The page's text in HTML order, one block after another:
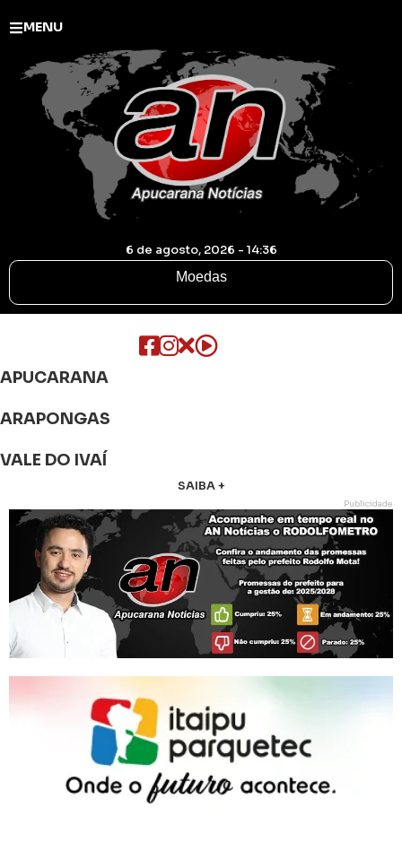
MENU
6 de agosto, 2026 - 14:36
Moedas
APUCARANA
ARAPONGAS
VALE DO IVAÍ
SAIBA +
Publicidade